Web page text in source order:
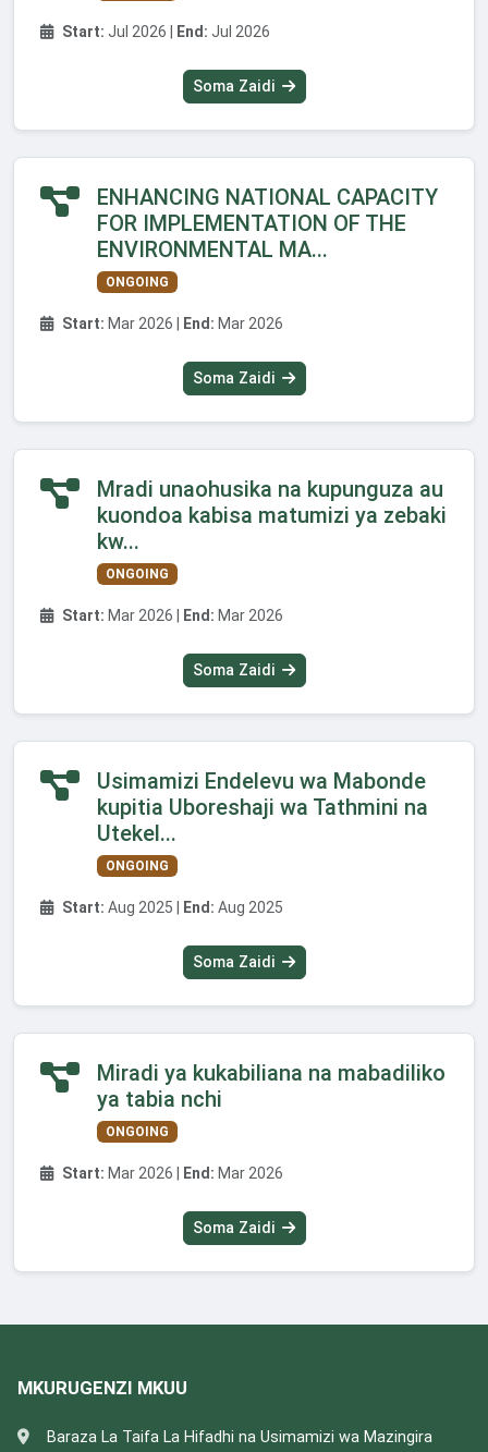
Start: Jul 2026 | End: Jul 2026
Soma Zaidi
ENHANCING NATIONAL CAPACITY
FOR IMPLEMENTATION OF THE
ENVIRONMENTAL MA...
ONGOING
Start: Mar 2026 | End: Mar 2026
Soma Zaidi
Mradi unaohusika na kupunguza au
kuondoa kabisa matumizi ya zebaki
kw...
ONGOING
Start: Mar 2026 | End: Mar 2026
Soma Zaidi
Usimamizi Endelevu wa Mabonde
kupitia Uboreshaji wa Tathmini na
Utekel...
ONGOING
Start: Aug 2025 | End: Aug 2025
Soma Zaidi
Miradi ya kukabiliana na mabadiliko
ya tabia nchi
ONGOING
Start: Mar 2026 | End: Mar 2026
Soma Zaidi
MKURUGENZI MKUU
Baraza La Taifa La Hifadhi na Usimamizi wa Mazingira